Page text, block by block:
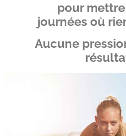
pour
journées où
Aucune